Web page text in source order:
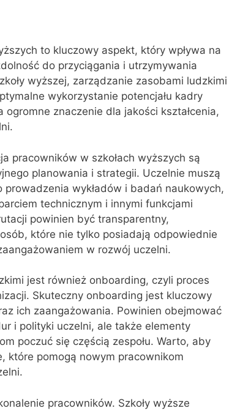
to kluczowy aspekt, który wpływa na
do przyciągania i utrzymywania
wyższej, zarządzanie zasobami ludzkimi
wykorzystanie potencjału kadry
znaczenie dla jakości kształcenia,
pracowników w szkołach wyższych są
planowania i strategii. Uczelnie muszą
wykładów i badań naukowych,
technicznym i innymi funkcjami
powinien być transparentny,
które nie tylko posiadają odpowiednie
w rozwój uczelni.
jest również onboarding, czyli proces
Skuteczny onboarding jest kluczowy
ich zaangażowania. Powinien obejmować
i polityki uczelni, ale także elementy
poczuć się częścią zespołu. Warto, aby
które pomogą nowym pracownikom
pracowników. Szkoły wyższe